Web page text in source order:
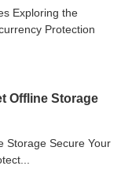
Exploring the
Protection
Offline Storage
Storage Secure Your